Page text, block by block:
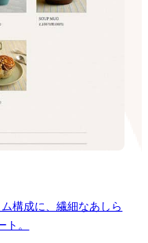
構成に、繊細なあしら
ト。